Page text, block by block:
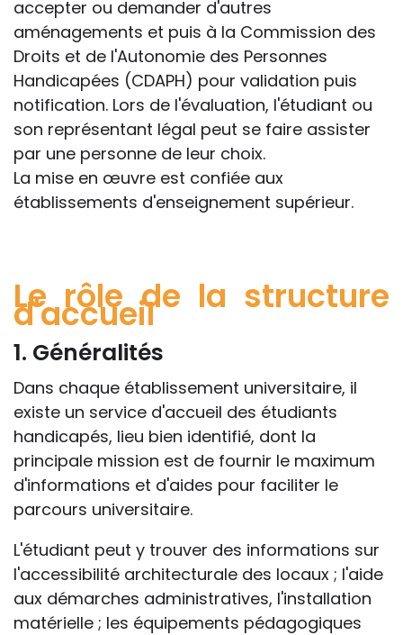
accepter ou demander d'autres
aménagements et puis à la Commission des
Droits et de l'Autonomie des Personnes
Handicapées (CDAPH) pour validation puis
notification. Lors de l'évaluation, l'étudiant ou
son représentant légal peut se faire assister
par une personne de leur choix.
La mise en œuvre est confiée aux
établissements d'enseignement supérieur.
Le rôle de la structure
d'accueil
1. Généralités
Dans chaque établissement universitaire, il
existe un service d'accueil des étudiants
handicapés, lieu bien identifié, dont la
principale mission est de fournir le maximum
d'informations et d'aides pour faciliter le
parcours universitaire.
L'étudiant peut y trouver des informations sur
l'accessibilité architecturale des locaux ; l'aide
aux démarches administratives, l'installation
matérielle ; les équipements pédagogiques